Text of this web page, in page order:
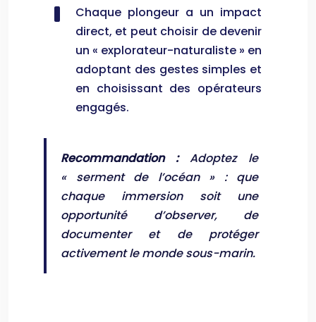
Chaque plongeur a un impact
direct, et peut choisir de devenir
un « explorateur-naturaliste » en
adoptant des gestes simples et
en choisissant des opérateurs
engagés.
Recommandation :Adoptez le
« serment de l’océan » : que
chaque immersion soit une
opportunité d’observer, de
documenter et de protéger
activement le monde sous-marin.